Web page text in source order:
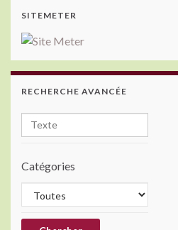
SITEMETER
RECHERCHE AVANCÉE
Catégories